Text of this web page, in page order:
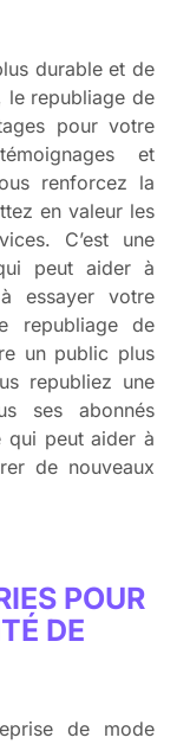
durable et de
le republiage de
pour votre
et
renforcez la
en valeur les
C’est une
peut aider à
essayer votre
republiage de
un public plus
republiez une
ses abonnés
qui peut aider à
de nouveaux
POUR
DE
de mode